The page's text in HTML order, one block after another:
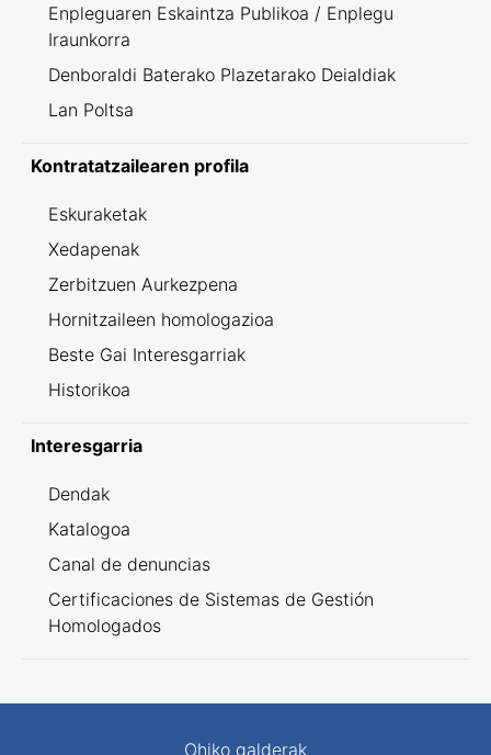
Enpleguaren Eskaintza Publikoa / Enplegu
Iraunkorra
Denboraldi Baterako Plazetarako Deialdiak
Lan Poltsa
Kontratatzailearen profila
Eskuraketak
Xedapenak
Zerbitzuen Aurkezpena
Hornitzaileen homologazioa
Beste Gai Interesgarriak
Historikoa
Interesgarria
Dendak
Katalogoa
Canal de denuncias
Certificaciones de Sistemas de Gestión
Homologados
Ohiko galderak